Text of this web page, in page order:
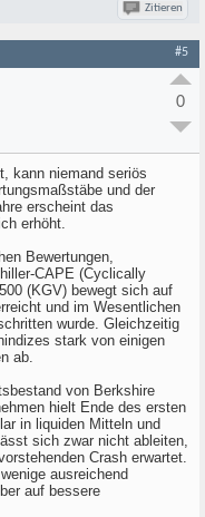
Zitieren
#5
0
kann niemand seriös
und der
erscheint das
erhöht.
Bewertungen,
CAPE (Cyclically
(KGV) bewegt sich auf
und im Wesentlichen
wurde. Gleichzeitig
stark von einigen
ab.
von Berkshire
hielt Ende des ersten
in liquiden Mitteln und
sich zwar nicht ableiten,
Crash erwartet.
ausreichend
auf bessere